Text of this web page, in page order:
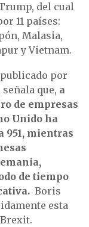
del cual
11 países:
Malasia,
y Vietnam.
por
que, a
de empresas
Unido ha
951, mientras
de tiempo
Boris
esta